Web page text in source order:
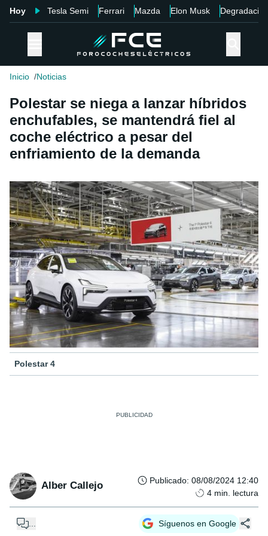
Hoy Tesla Semi Ferrari Mazda Elon Musk Degradación
Inicio Noticias
Polestar se niega a lanzar híbridos
enchufables, se mantendrá fiel al
coche eléctrico a pesar del
enfriamiento de la demanda
Polestar 4
Alber Callejo Publicado: 08/08/2024 12:40
4 min. lectura
Síguenos en Google